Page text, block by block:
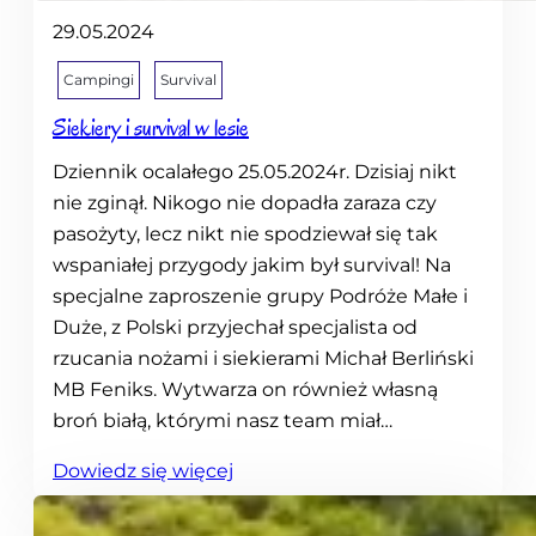
z
e
c
e
L
a
h
n
29.05.2024
Campingi Survival
Siekiery i survival w lesie
Dziennik ocalałego 25.05.2024r. Dzisiaj nikt
nie zginął. Nikogo nie dopadła zaraza czy
pasożyty, lecz nikt nie spodziewał się tak
wspaniałej przygody jakim był survival! Na
specjalne zaproszenie grupy Podróże Małe i
Duże, z Polski przyjechał specjalista od
rzucania nożami i siekierami Michał Berliński
MB Feniks. Wytwarza on również własną
broń białą, którymi nasz team miał…
Dowiedz się więcej
S